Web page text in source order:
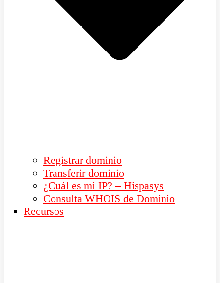
Registrar dominio
Transferir dominio
¿Cuál es mi IP? – Hispasys
Consulta WHOIS de Dominio
Recursos